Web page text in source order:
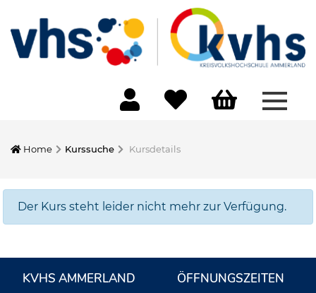
Home Kurssuche Kursdetails
Der Kurs steht leider nicht mehr zur Verfügung.
KVHS AMMERLAND ÖFFNUNGSZEITEN